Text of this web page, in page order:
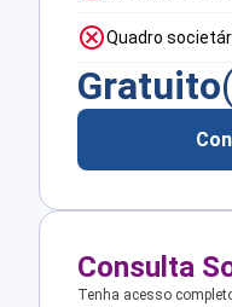
Quadro
Gratuito
Consulta
Tenha acesso